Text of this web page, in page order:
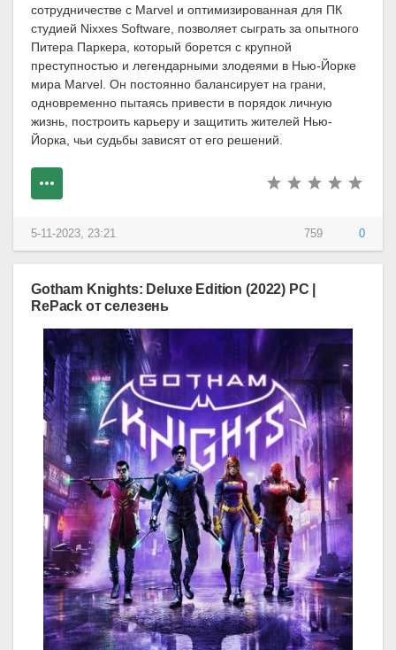
сотрудничестве с Marvel и оптимизированная для ПК
студией Nixxes Software, позволяет сыграть за опытного
Питера Паркера, который борется с крупной
преступностью и легендарными злодеями в Нью-Йорке
мира Marvel. Он постоянно балансирует на грани,
одновременно пытаясь привести в порядок личную
жизнь, построить карьеру и защитить жителей Нью-
Йорка, чьи судьбы зависят от его решений.
759 0
5-11-2023, 23:21
Gotham Knights: Deluxe Edition (2022) PC |
RePack от селезень